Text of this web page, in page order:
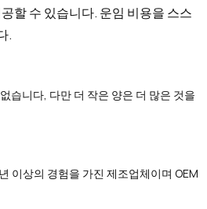
할 수 있습니다. 운임 비용을 스스
.
습니다, 다만 더 작은 양은 더 많은 것을
이상의 경험을 가진 제조업체이며 OEM